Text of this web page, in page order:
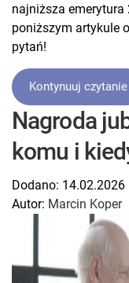
najniższa emerytura
poniższym artykule
pytań!
Kontynuuj czytanie
Nagroda
komu i
Dodano: 14.02.2026
Autor: Marcin Koper